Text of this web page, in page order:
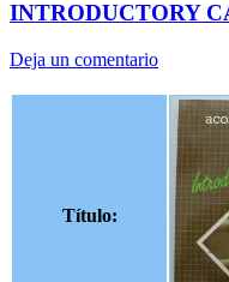
INTRODUCTORY
Deja un comentario
Título: